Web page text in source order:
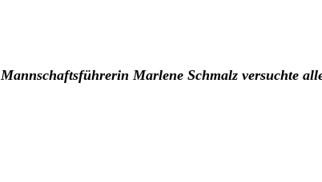
Mannschaftsführerin Marlene Schmalz versuchte